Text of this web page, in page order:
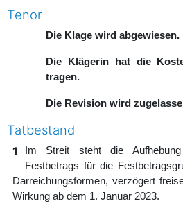
Tenor
Die Klage wird abgewiesen.
Die Klägerin hat die
tragen.
Die Revision wird
Tatbestand
1
Im Streit steht die
Festbetrags für die
Darreichungsformen, verzögert
Wirkung ab dem 1. Januar 2023.